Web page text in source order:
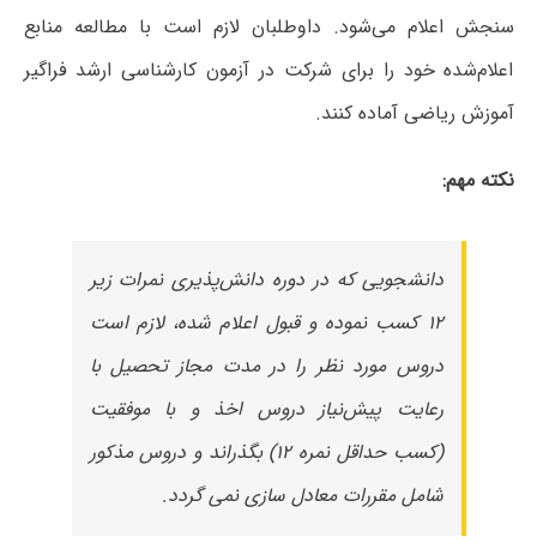
سنجش اعلام می‌شود. داوطلبان لازم است با مطالعه منابع
اعلام‌شده خود را برای شرکت در آزمون کارشناسی ارشد فراگیر
آموزش ریاضی آماده کنند.
نکته مهم:
دانشجویی که در دوره دانش‌پذیری نمرات زیر
۱۲ کسب نموده و قبول اعلام شده، لازم است
دروس مورد نظر را در مدت مجاز تحصیل با
رعایت پیش‌نیاز دروس اخذ و با موفقیت
(کسب حداقل نمره ۱۲) بگذراند و دروس مذکور
شامل مقررات معادل سازی نمی گردد.